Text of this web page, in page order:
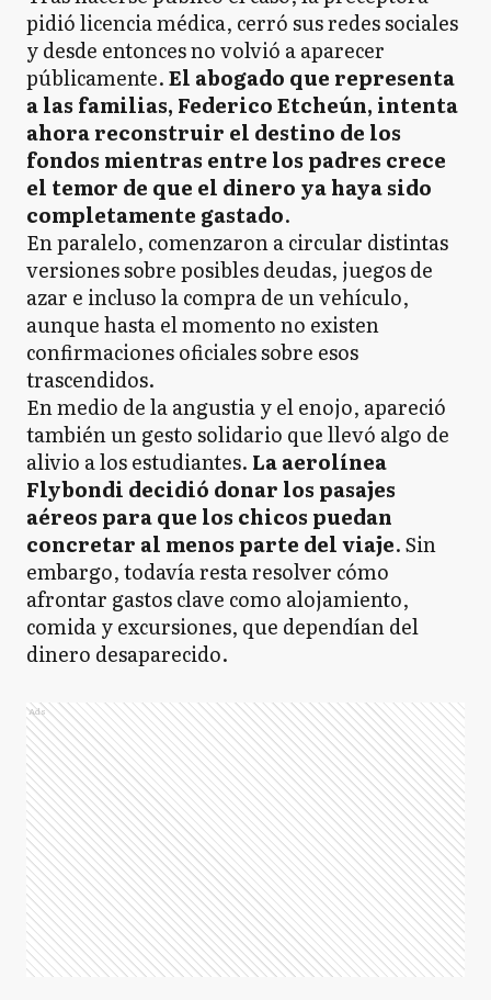
pidió licencia médica, cerró sus redes sociales
y desde entonces no volvió a aparecer
públicamente.El abogado que representa
a las familias, Federico Etcheún, intenta
ahora reconstruir el destino de los
fondos mientras entre los padres crece
el temor de que el dinero ya haya sido
completamente gastado.
En paralelo, comenzaron a circular distintas
versiones sobre posibles deudas, juegos de
azar e incluso la compra de un vehículo,
aunque hasta el momento no existen
confirmaciones oficiales sobre esos
trascendidos.
En medio de la angustia y el enojo, apareció
también un gesto solidario que llevó algo de
alivio a los estudiantes. La aerolínea
Flybondi decidió donar los pasajes
aéreos para que los chicos puedan
concretar al menos parte del viaje. Sin
embargo, todavía resta resolver cómo
afrontar gastos clave como alojamiento,
comida y excursiones, que dependían del
dinero desaparecido.
Ads